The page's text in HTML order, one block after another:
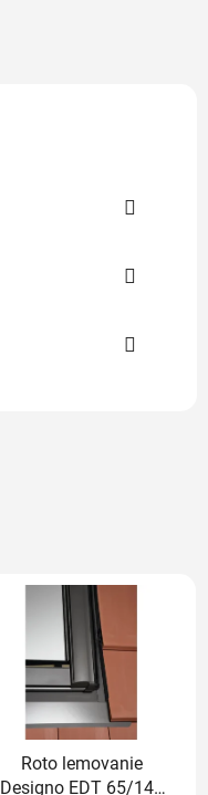
Roto lemovanie
Designo EDT 65/140